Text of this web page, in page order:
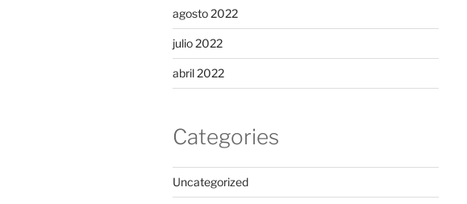
agosto 2022
julio 2022
abril 2022
Categories
Uncategorized